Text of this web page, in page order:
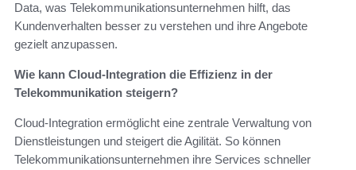
Data, was Telekommunikationsunternehmen hilft, das
Kundenverhalten besser zu verstehen und ihre Angebote
gezielt anzupassen.
Wie kann Cloud-Integration die Effizienz in der
Telekommunikation steigern?
Cloud-Integration ermöglicht eine zentrale Verwaltung von
Dienstleistungen und steigert die Agilität. So können
Telekommunikationsunternehmen ihre Services schneller